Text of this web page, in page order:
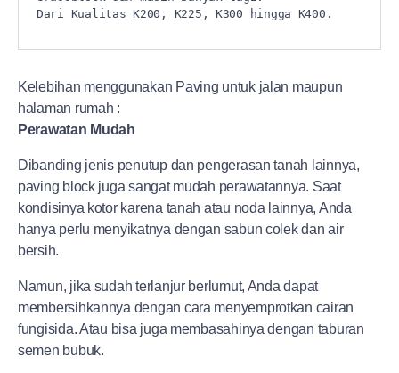
Dari Kualitas K200, K225, K300 hingga K400.
Kelebihan menggunakan Paving untuk jalan maupun
halaman rumah :
Perawatan Mudah
Dibanding jenis penutup dan pengerasan tanah lainnya,
paving block juga sangat mudah perawatannya. Saat
kondisinya kotor karena tanah atau noda lainnya, Anda
hanya perlu menyikatnya dengan sabun colek dan air
bersih.
Namun, jika sudah terlanjur berlumut, Anda dapat
membersihkannya dengan cara menyemprotkan cairan
fungisida. Atau bisa juga membasahinya dengan taburan
semen bubuk.